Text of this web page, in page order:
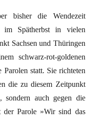
bisher die Wendezeit
im Spätherbst in vielen
Sachsen und Thüringen
schwarz-rot-goldenen
Parolen statt. Sie richteten
die zu diesem Zeitpunkt
sondern auch gegen die
Parole »Wir sind das